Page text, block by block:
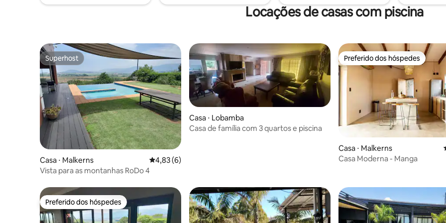
receber você!
Locações de casas com piscina
Superhost
Superhost
Casa ⋅ Malkerns 4,83 de uma avaliação média de 5, 6 avaliações
4,83 (6)
Vista para as montanhas RoDo 4
Casa ⋅ Lobamba
Casa de família com 3 quartos e piscina
Preferido dos hóspedes
Preferido dos hóspedes
Casa ⋅ Malkerns
Casa Moderna - Manga
Preferido dos hóspedes
Preferido dos hóspedes